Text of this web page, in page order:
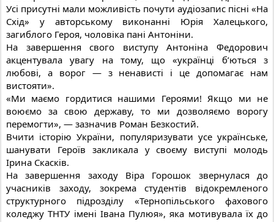
Усі присутні мали можливість почути аудіозапис пісні «На
Схід» у авторському виконанні Юрія Халецького,
загиблого Героя, чоловіка пані Антоніни.
На завершення свого виступу Антоніна Федорович
акцентувала увагу на тому, що «українці б’ються з
любові, а ворог — з ненависті і це допомагає нам
вистояти».
«Ми маємо гордитися нашими Героями! Якщо ми не
воюємо за свою державу, то ми дозволяємо ворогу
перемогти», — зазначив Роман Безкостий.
Вчити історію України, популяризувати усе українське,
шанувати Героїв закликала у своєму виступі молодь
Ірина Скасків.
На завершення заходу Віра Горошок звернулася до
учасників заходу, зокрема студентів відокремленого
структурного підрозділу «Тернопільського фахового
коледжу ТНТУ імені Івана Пулюя», яка мотивувала їх до